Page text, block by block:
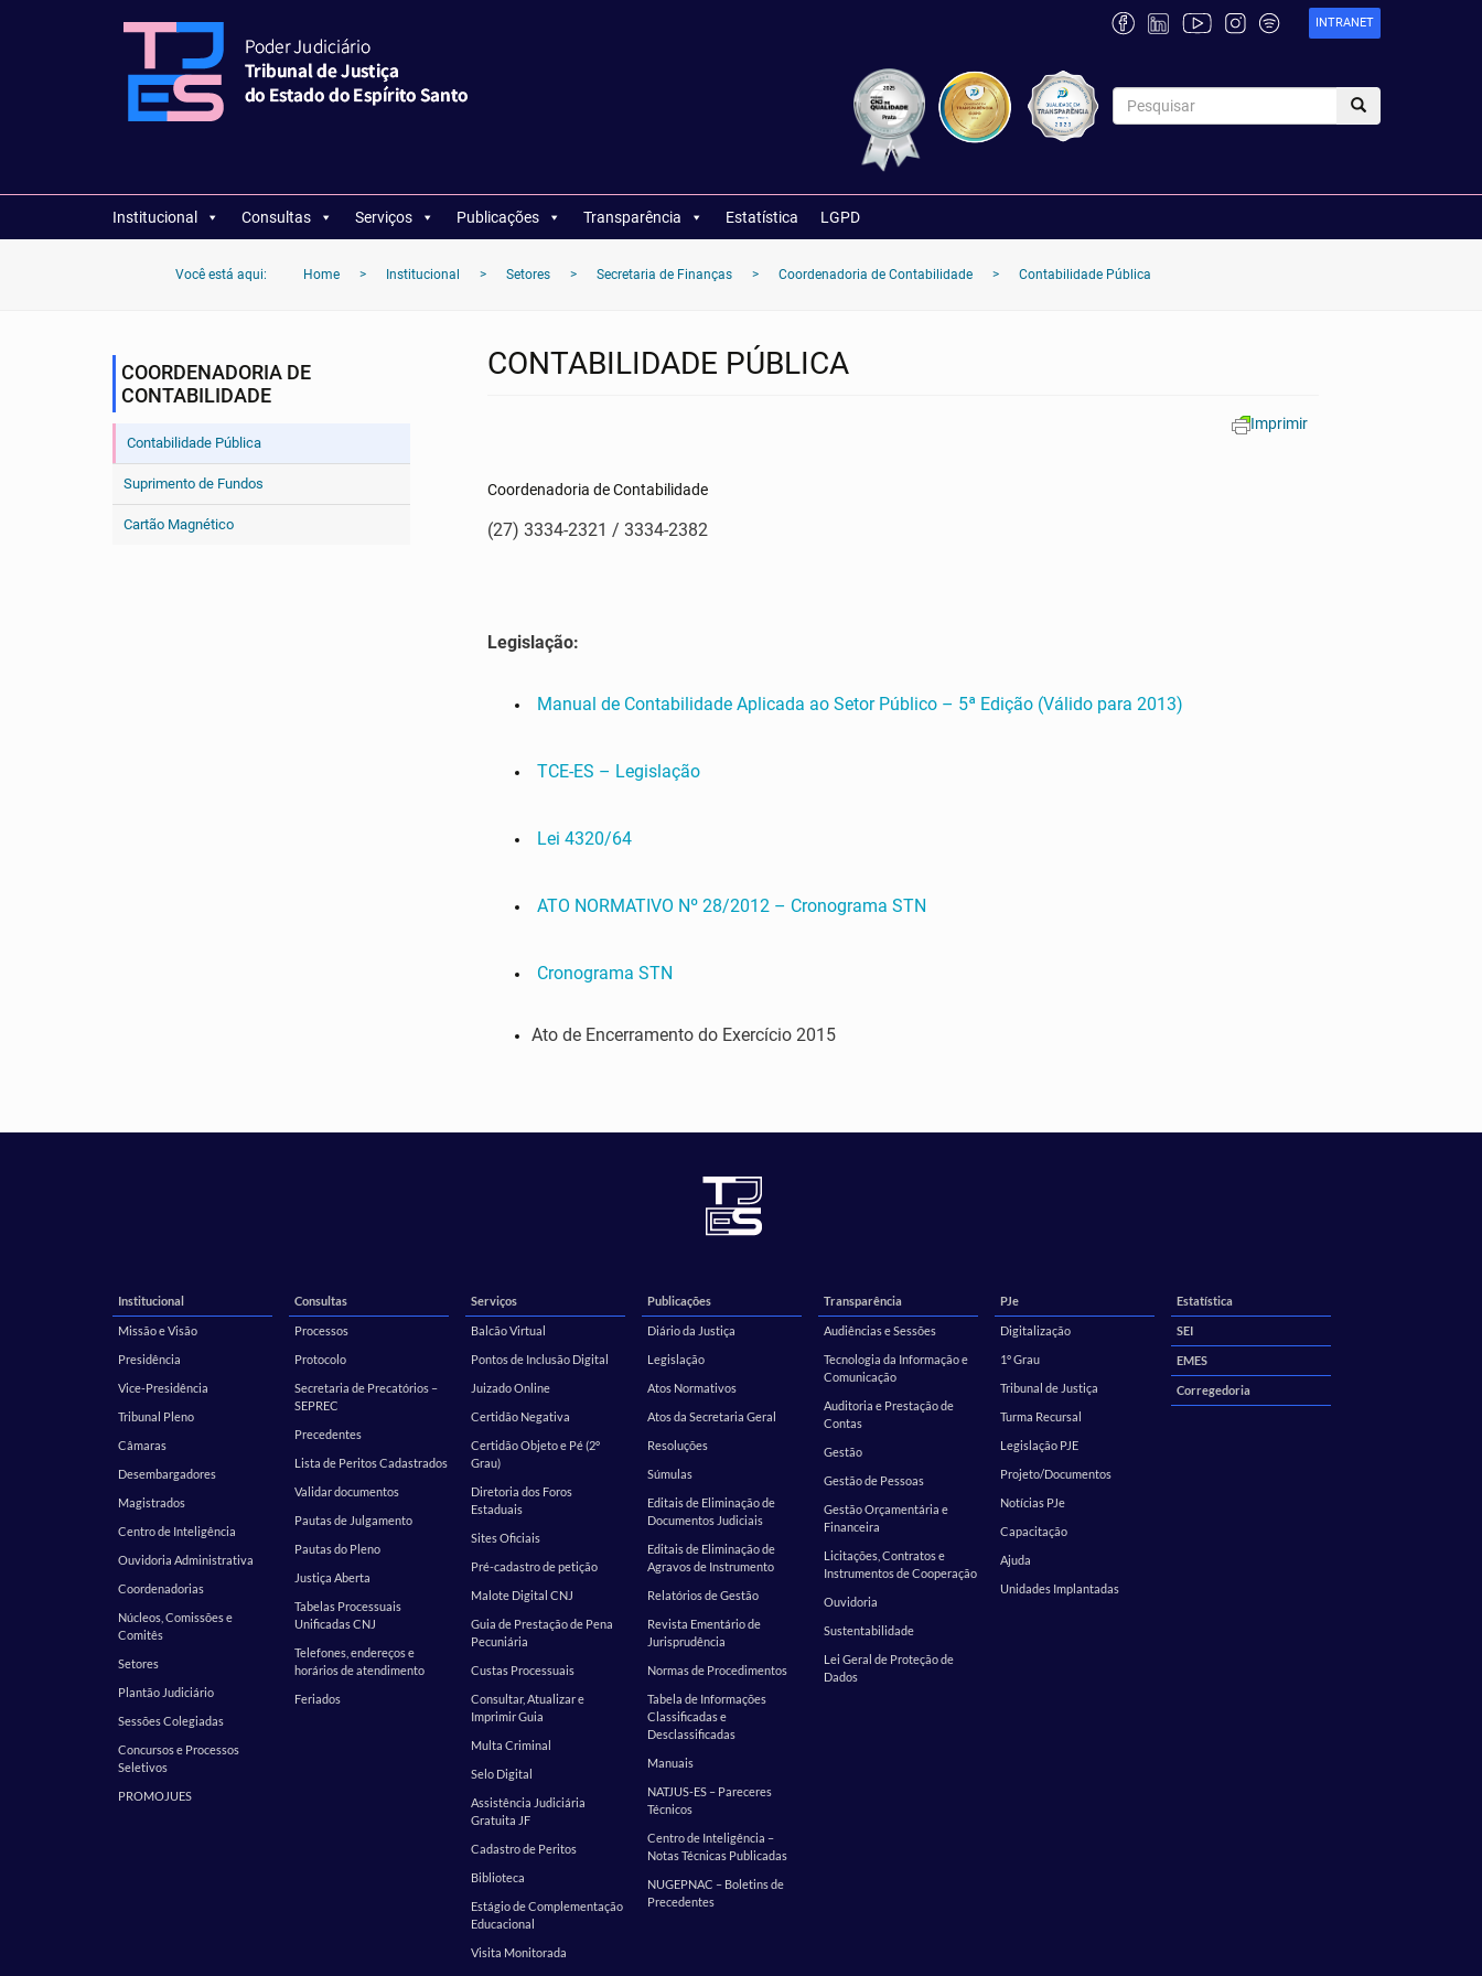
INTRANET
Institucional Consultas Serviços Publicações Transparência Estatística LGPD
Você está aqui: Home > Institucional > Setores > Secretaria de Finanças > Coordenadoria de Contabilidade > Contabilidade Pública
COORDENADORIA DE
CONTABILIDADE
Contabilidade Pública
Suprimento de Fundos
Cartão Magnético
CONTABILIDADE PÚBLICA
Imprimir
Coordenadoria de Contabilidade
(27) 3334-2321 / 3334-2382
Legislação:
Manual de Contabilidade Aplicada ao Setor Público – 5ª Edição (Válido para 2013)
TCE-ES – Legislação
Lei 4320/64
ATO NORMATIVO Nº 28/2012 – Cronograma STN
Cronograma STN
Ato de Encerramento do Exercício 2015
Institucional
Missão e Visão
Presidência
Vice-Presidência
Tribunal Pleno
Câmaras
Desembargadores
Magistrados
Centro de Inteligência
Ouvidoria Administrativa
Coordenadorias
Núcleos, Comissões e
Comitês
Setores
Plantão Judiciário
Sessões Colegiadas
Concursos e Processos
Seletivos
PROMOJUES
Consultas
Processos
Protocolo
Secretaria de Precatórios –
SEPREC
Precedentes
Lista de Peritos Cadastrados
Validar documentos
Pautas de Julgamento
Pautas do Pleno
Justiça Aberta
Tabelas Processuais
Unificadas CNJ
Telefones, endereços e
horários de atendimento
Feriados
Serviços
Balcão Virtual
Pontos de Inclusão Digital
Juizado Online
Certidão Negativa
Certidão Objeto e Pé (2º
Grau)
Diretoria dos Foros
Estaduais
Sites Oficiais
Pré-cadastro de petição
Malote Digital CNJ
Guia de Prestação de Pena
Pecuniária
Custas Processuais
Consultar, Atualizar e
Imprimir Guia
Multa Criminal
Selo Digital
Assistência Judiciária
Gratuita JF
Cadastro de Peritos
Biblioteca
Estágio de Complementação
Educacional
Visita Monitorada
Publicações
Diário da Justiça
Legislação
Atos Normativos
Atos da Secretaria Geral
Resoluções
Súmulas
Editais de Eliminação de
Documentos Judiciais
Editais de Eliminação de
Agravos de Instrumento
Relatórios de Gestão
Revista Ementário de
Jurisprudência
Normas de Procedimentos
Tabela de Informações
Classificadas e
Desclassificadas
Manuais
NATJUS-ES – Pareceres
Técnicos
Centro de Inteligência –
Notas Técnicas Publicadas
NUGEPNAC – Boletins de
Precedentes
Transparência
Audiências e Sessões
Tecnologia da Informação e
Comunicação
Auditoria e Prestação de
Contas
Gestão
Gestão de Pessoas
Gestão Orçamentária e
Financeira
Licitações, Contratos e
Instrumentos de Cooperação
Ouvidoria
Sustentabilidade
Lei Geral de Proteção de
Dados
PJe
Digitalização
1º Grau
Tribunal de Justiça
Turma Recursal
Legislação PJE
Projeto/Documentos
Notícias PJe
Capacitação
Ajuda
Unidades Implantadas
Estatística
SEI
EMES
Corregedoria